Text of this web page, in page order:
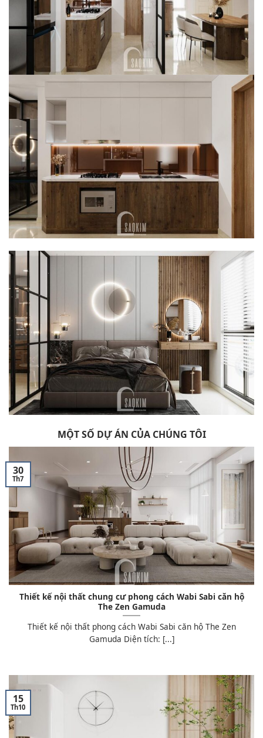
MỘT SỐ DỰ ÁN CỦA CHÚNG TÔI
Thiết kế nội thất chung cư phong cách Wabi Sabi căn hộ
The Zen Gamuda
Thiết kế nội thất phong cách Wabi Sabi căn hộ The Zen
Gamuda Diện tích: [...]
30
Th7
15
Th10